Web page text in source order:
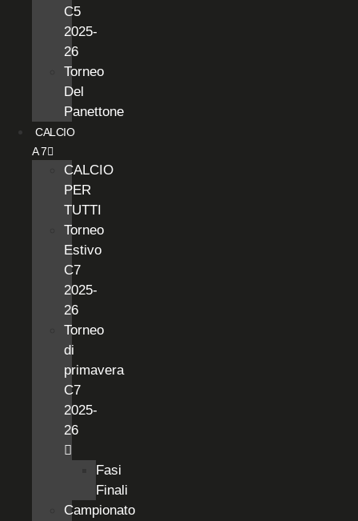
C5
2025-
26
Torneo
Del
Panettone
CALCIO
A 7
CALCIO
PER
TUTTI
Torneo
Estivo
C7
2025-
26
Torneo
di
primavera
C7
2025-
26
Fasi
Finali
Campionato